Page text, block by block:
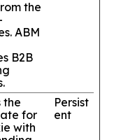
the
ABM
B2B
the
for
with
Persist
ent